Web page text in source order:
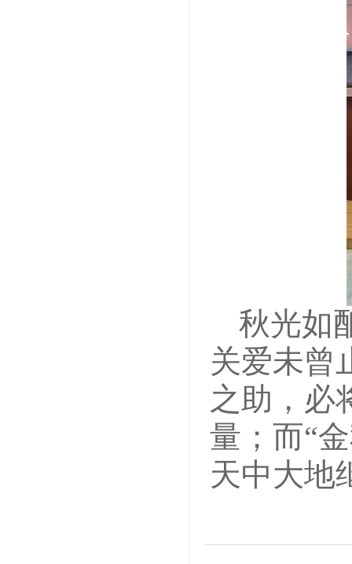
秋光如
关爱未曾
之助，必
量；而“
天中大地